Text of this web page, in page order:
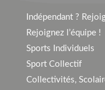
Indépendant ?
Rejoignez l’équipe !
Sports Individuels
Sport Collectif
Collectivités,